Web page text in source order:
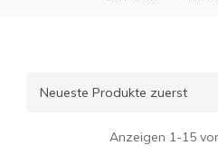
Neueste Produkte zuerst
Anzeigen 1-15